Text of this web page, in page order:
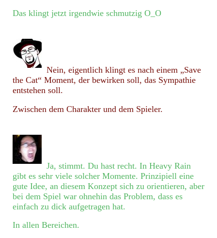
Das klingt jetzt irgendwie schmutzig O_O
Nein, eigentlich klingt es nach einem „Save
the Cat“ Moment, der bewirken soll, das Sympathie
entstehen soll.
Zwischen dem Charakter und dem Spieler.
Ja, stimmt. Du hast recht. In Heavy Rain
gibt es sehr viele solcher Momente. Prinzipiell eine
gute Idee, an diesem Konzept sich zu orientieren, aber
bei dem Spiel war ohnehin das Problem, dass es
einfach zu dick aufgetragen hat.
In allen Bereichen.